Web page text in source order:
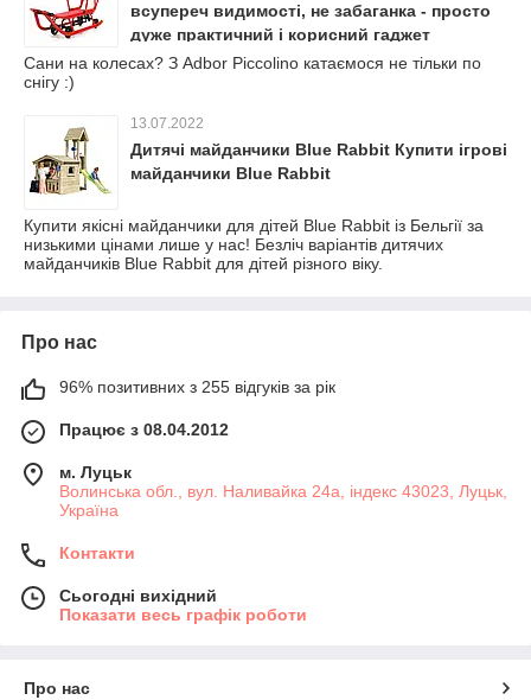
всупереч видимості, не забаганка - просто
дуже практичний і корисний гаджет
Сани на колесах? З Adbor Piccolino катаємося не тільки по
снігу :)
13.07.2022
Дитячі майданчики Blue Rabbit Купити ігрові
майданчики Blue Rabbit
Купити якісні майданчики для дітей Blue Rabbit із Бельгії за
низькими цінами лише у нас! Безліч варіантів дитячих
майданчиків Blue Rabbit для дітей різного віку.
Про нас
96% позитивних з 255 відгуків за рік
Працює з 08.04.2012
м. Луцьк
Волинська обл., вул. Наливайка 24а, індекс 43023, Луцьк,
Україна
Контакти
Сьогодні вихідний
Показати весь графік роботи
Про нас